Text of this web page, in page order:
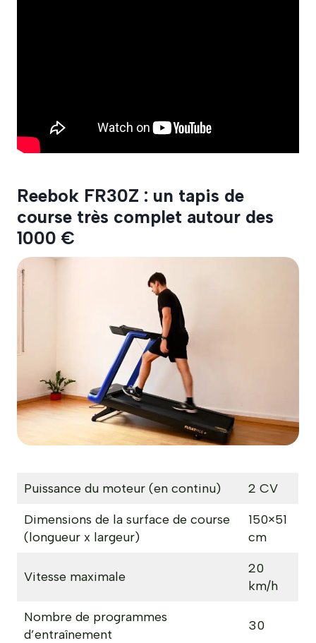
Reebok FR30Z : un tapis de
course très complet autour des
1000 €
Puissance du moteur (en continu)
2 CV
Dimensions de la surface de course
(longueur x largeur)
150×51
cm
Vitesse maximale
20
km/h
Nombre de programmes
d’entraînement
30